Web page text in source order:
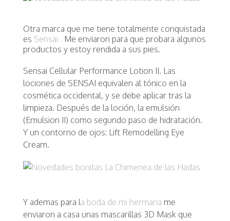
Otra marca que me tiene totalmente conquistada
es Sensai . Me enviaron para que probara algunos
productos y estoy rendida a sus pies.
Sensai Cellular Performance Lotion II. Las
lociones de SENSAI equivalen al tónico en la
cosmética occidental, y se debe aplicar tras la
limpieza. Después de la loción, la emulsión
(Emulsion II) como segundo paso de hidratación.
Y un contorno de ojos: Lift Remodelling Eye
Cream.
Y ademas para la boda de mi hermana me
enviaron a casa unas mascarillas 3D Mask que